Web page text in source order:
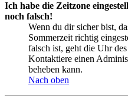
Ich habe die Zeitzone
noch falsch!
Wenn du dir sicher bist,
Sommerzeit richtig
falsch ist, geht die Uhr
Kontaktiere einen
beheben kann.
Nach oben